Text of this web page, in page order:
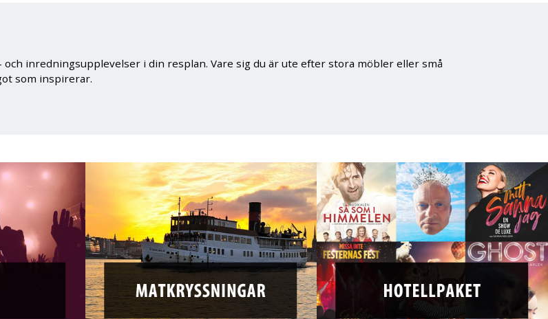
inredningsupplevelser i din resplan. Vare sig du är ute efter stora möbler eller små
som inspirerar.